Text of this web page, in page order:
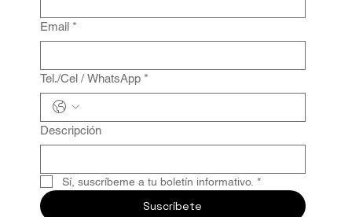
Email *
Tel./Cel / WhatsApp *
Descripción
Sí, suscríbeme a tu boletín informativo. *
Suscríbete